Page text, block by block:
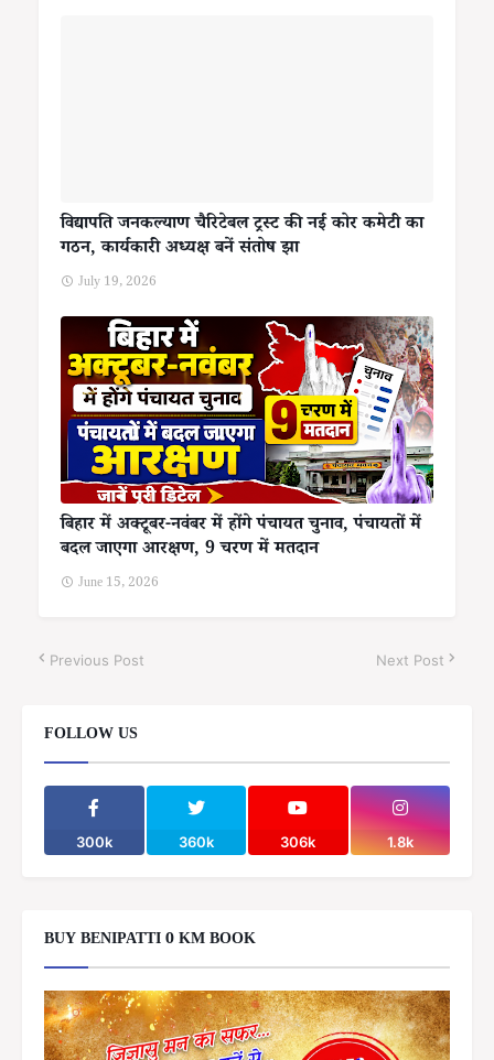
विद्यापति जनकल्याण चैरिटेबल ट्रस्ट की नई कोर कमेटी का
गठन, कार्यकारी अध्यक्ष बनें संतोष झा
July 19, 2026
बिहार में अक्टूबर-नवंबर में होंगे पंचायत चुनाव, पंचायतों में
बदल जाएगा आरक्षण, 9 चरण में मतदान
June 15, 2026
Previous Post Next Post
FOLLOW US
300k 360k 306k 1.8k
BUY BENIPATTI 0 KM BOOK